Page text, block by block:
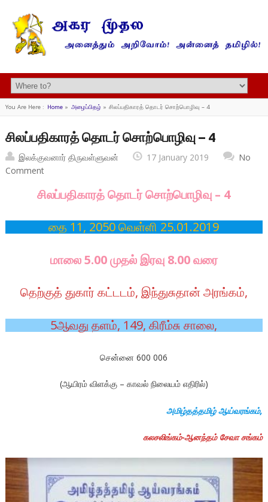
You Are Here : Home» அழைப்பிதழ் » சிலப்பதிகாரத் தொடர் சொற்பொழிவு – 4
சிலப்பதிகாரத் தொடர் சொற்பொழிவு – 4
இலக்குவனார் திருவள்ளுவன் 17 January 2019
No
Comment
சிலப்பதிகாரத் தொடர் சொற்பொழிவு – 4
தை 11, 2050 வெள்ளி 25.01.2019
மாலை 5.00 முதல் இரவு 8.00 வரை
தெற்குத் துகார் கட்டடம், இந்துசுதான் அரங்கம்,
5ஆவது தளம், 149, கிரீம்சு சாலை,
சென்னை 600 006
(ஆயிரம் விளக்கு – காவல் நிலையம் எதிரில்)
அமிழ்தத்தமிழ் ஆய்வரங்கம்,
கலசலிங்கம்-ஆனந்தம் சேவா சங்கம்